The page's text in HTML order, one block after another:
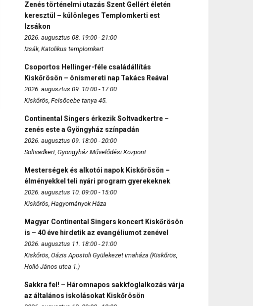
Zenés történelmi utazás Szent Gellért életén
keresztül – különleges Templomkerti est
Izsákon
2026. augusztus 08. 19:00 - 21:00
Izsák, Katolikus templomkert
Csoportos Hellinger-féle családállítás
Kiskőrösön – önismereti nap Takács Reával
2026. augusztus 09. 10:00 - 17:00
Kiskőrös, Felsőcebe tanya 45.
Continental Singers érkezik Soltvadkertre –
zenés este a Gyöngyház színpadán
2026. augusztus 09. 18:00 - 20:00
Soltvadkert, Gyöngyház Művelődési Központ
Mesterségek és alkotói napok Kiskőrösön –
élményekkel teli nyári program gyerekeknek
2026. augusztus 10. 09:00 - 15:00
Kiskőrös, Hagyományok Háza
Magyar Continental Singers koncert Kiskőrösön
is – 40 éve hirdetik az evangéliumot zenével
2026. augusztus 11. 18:00 - 21:00
Kiskőrös, Oázis Apostoli Gyülekezet imaháza (Kiskőrös,
Holló János utca 1.)
Sakkra fel! – Háromnapos sakkfoglalkozás várja
az általános iskolásokat Kiskőrösön